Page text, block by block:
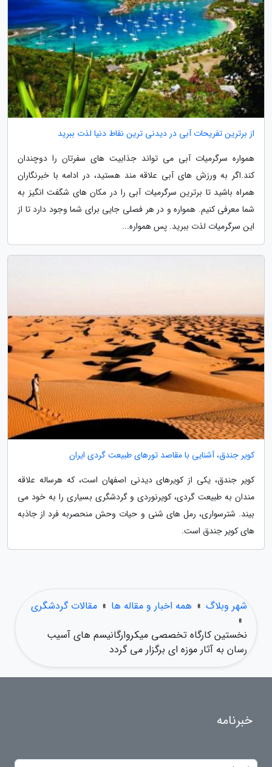
از برترین تفریحات آبی در دیدنی ترین نقاط دنیا لذت ببرید
همواره سرگرمیات آبی می تواند جذابیت های سفرتان را دوچندان
کند.اگر به ورزش های آبی علاقه مند هستید، در ادامه با خبرنگاران
همراه باشید تا برترین سرگرمیات آبی را در مکان های شگفت انگیز به
شما معرفی کنیم. همواره و در هر فصلی جایی برای شما وجود دارد تا از
این سرگرمیات لذت ببرید. پس همواره...
کویر جندق، آشنایی با مقاصد تورهای طبیعت گردی ایران
کویر جندق، یکی از کویرهای دیدنی اصفهان است، که هرساله علاقه
مندان به طبیعت گردی، کویرنوردی و گردشگری بسیاری را به خود می
بیند. شترسواری، رمل های شنی و حیات وحش منحصربه فرد از جاذبه
های کویر جندق است.
شهر وبلاگ » همه اخبار و مقاله ها » مقالات گردشگری
»
نخستین کارگاه تخصصی میکروارگانیسم های آسیب
رسان به آثار موزه ای برگزار می گردد
خبرنامه